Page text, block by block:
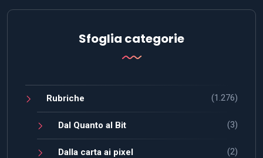
Sfoglia categorie
Rubriche (1.276)
Dal Quanto al Bit (3)
Dalla carta ai pixel (2)